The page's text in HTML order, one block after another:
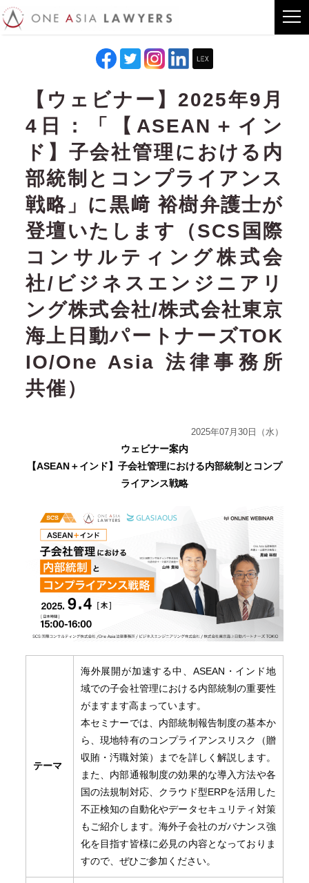
【ウェビナー】2025年9月
4日：「【ASEAN＋イン
ド】子会社管理における内
部統制とコンプライアンス
戦略」に黒﨑 裕樹弁護士が
登壇いたします（SCS国際
コンサルティング株式会
社/ビジネスエンジニアリ
ング株式会社/株式会社東京
海上日動パートナーズTOK
IO/One Asia 法律事務所
共催）
2025年07月30日（水）
ウェビナー案内
【ASEAN＋インド】子会社管理における内部統制とコンプ
ライアンス戦略
テーマ
海外展開が加速する中、ASEAN・インド地
域での子会社管理における内部統制の重要性
がますます高まっています。
本セミナーでは、内部統制報告制度の基本か
ら、現地特有のコンプライアンスリスク（贈
収賄・汚職対策）までを詳しく解説します。
また、内部通報制度の効果的な導入方法や各
国の法規制対応、クラウド型ERPを活用した
不正検知の自動化やデータセキュリティ対策
もご紹介します。海外子会社のガバナンス強
化を目指す皆様に必見の内容となっておりま
すので、ぜひご参加ください。